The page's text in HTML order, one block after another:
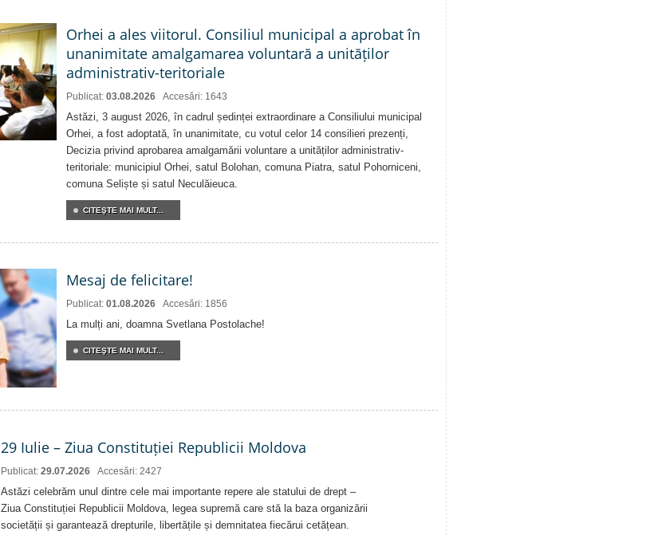
Orhei a ales viitorul. Consiliul municipal a aprobat în
unanimitate amalgamarea voluntară a unităților
administrativ-teritoriale
Publicat: 03.08.2026 Accesări: 1643
Astăzi, 3 august 2026, în cadrul ședinței extraordinare a Consiliului municipal
Orhei, a fost adoptată, în unanimitate, cu votul celor 14 consilieri prezenți,
Decizia privind aprobarea amalgamării voluntare a unităților administrativ-
teritoriale: municipiul Orhei, satul Bolohan, comuna Piatra, satul Pohorniceni,
comuna Seliște și satul Neculăieuca.
CITEŞTE MAI MULT...
Mesaj de felicitare!
Publicat: 01.08.2026 Accesări: 1856
La mulți ani, doamna Svetlana Postolache!
CITEŞTE MAI MULT...
29 Iulie – Ziua Constituției Republicii Moldova
Publicat: 29.07.2026 Accesări: 2427
Astăzi celebrăm unul dintre cele mai importante repere ale statului de drept –
Ziua Constituției Republicii Moldova, legea supremă care stă la baza organizării
societății și garantează drepturile, libertățile și demnitatea fiecărui cetățean.